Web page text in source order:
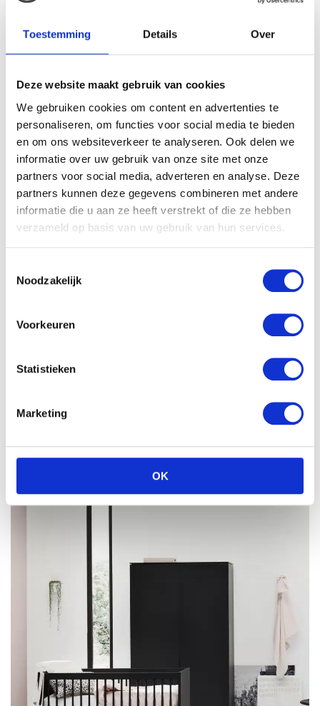
Toestemming Details Over
Deze website maakt gebruik van cookies
We gebruiken cookies om content en advertenties te
personaliseren, om functies voor social media te bieden
en om ons websiteverkeer te analyseren. Ook delen we
informatie over uw gebruik van onze site met onze
partners voor social media, adverteren en analyse. Deze
partners kunnen deze gegevens combineren met andere
informatie die u aan ze heeft verstrekt of die ze hebben
verzameld op basis van uw gebruik van hun services.
Noodzakelijk
Voorkeuren
Statistieken
Marketing
OK